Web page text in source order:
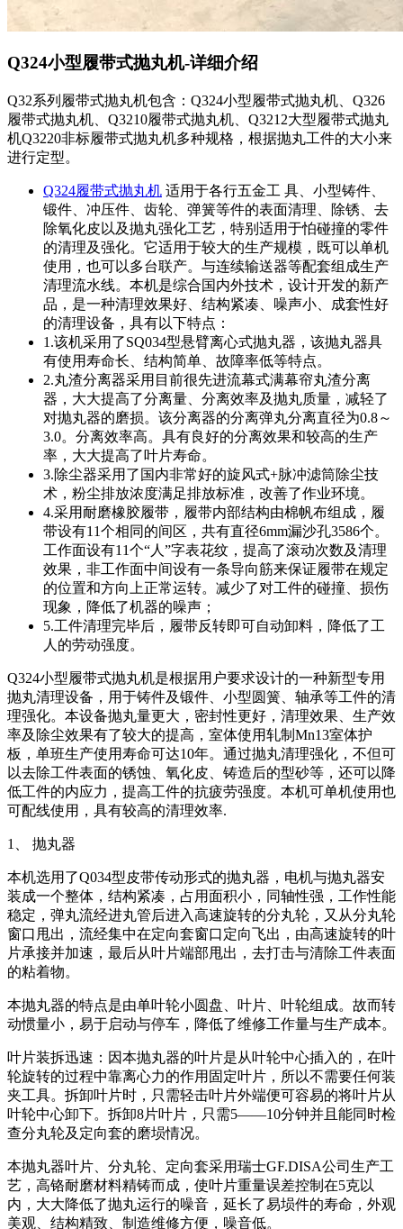
Q324小型履带式抛丸机-详细介绍
Q32系列履带式抛丸机包含：Q324小型履带式抛丸机、Q326
履带式抛丸机、Q3210履带式抛丸机、Q3212大型履带式抛丸
机Q3220非标履带式抛丸机多种规格，根据抛丸工件的大小来
进行定型。
Q324履带式抛丸机 适用于各行五金工 具、小型铸件、
锻件、冲压件、齿轮、弹簧等件的表面清理、除锈、去
除氧化皮以及抛丸强化工艺，特别适用于怕碰撞的零件
的清理及强化。它适用于较大的生产规模，既可以单机
使用，也可以多台联产。与连续输送器等配套组成生产
清理流水线。本机是综合国内外技术，设计开发的新产
品，是一种清理效果好、结构紧凑、噪声小、成套性好
的清理设备，具有以下特点：
1.该机采用了SQ034型悬臂离心式抛丸器，该抛丸器具
有使用寿命长、结构简单、故障率低等特点。
2.丸渣分离器采用目前很先进流幕式满幕帘丸渣分离
器，大大提高了分离量、分离效率及抛丸质量，减轻了
对抛丸器的磨损。该分离器的分离弹丸分离直径为0.8～
3.0。分离效率高。具有良好的分离效果和较高的生产
率，大大提高了叶片寿命。
3.除尘器采用了国内非常好的旋风式+脉冲滤筒除尘技
术，粉尘排放浓度满足排放标准，改善了作业环境。
4.采用耐磨橡胶履带，履带内部结构由棉帆布组成，履
带设有11个相同的间区，共有直径6mm漏沙孔3586个。
工作面设有11个“人”字表花纹，提高了滚动次数及清理
效果，非工作面中间设有一条导向筋来保证履带在规定
的位置和方向上正常运转。减少了对工件的碰撞、损伤
现象，降低了机器的噪声；
5.工件清理完毕后，履带反转即可自动卸料，降低了工
人的劳动强度。
Q324小型履带式抛丸机是根据用户要求设计的一种新型专用
抛丸清理设备，用于铸件及锻件、小型圆簧、轴承等工件的清
理强化。本设备抛丸量更大，密封性更好，清理效果、生产效
率及除尘效果有了较大的提高，室体使用轧制Mn13室体护
板，单班生产使用寿命可达10年。通过抛丸清理强化，不但可
以去除工件表面的锈蚀、氧化皮、铸造后的型砂等，还可以降
低工件的内应力，提高工件的抗疲劳强度。本机可单机使用也
可配线使用，具有较高的清理效率.
1、 抛丸器
本机选用了Q034型皮带传动形式的抛丸器，电机与抛丸器安
装成一个整体，结构紧凑，占用面积小，同轴性强，工作性能
稳定，弹丸流经进丸管后进入高速旋转的分丸轮，又从分丸轮
窗口甩出，流经集中在定向套窗口定向飞出，由高速旋转的叶
片承接并加速，最后从叶片端部甩出，去打击与清除工件表面
的粘着物。
本抛丸器的特点是由单叶轮小圆盘、叶片、叶轮组成。故而转
动惯量小，易于启动与停车，降低了维修工作量与生产成本。
叶片装拆迅速：因本抛丸器的叶片是从叶轮中心插入的，在叶
轮旋转的过程中靠离心力的作用固定叶片，所以不需要任何装
夹工具。拆卸叶片时，只需轻击叶片外端便可容易的将叶片从
叶轮中心卸下。拆卸8片叶片，只需5——10分钟并且能同时检
查分丸轮及定向套的磨埙情况。
本抛丸器叶片、分丸轮、定向套采用瑞士GF.DISA公司生产工
艺，高铬耐磨材料精铸而成，使叶片重量误差控制在5克以
内，大大降低了抛丸运行的噪音，延长了易埙件的寿命，外观
美观、结构精致、制造维修方便，噪音低。